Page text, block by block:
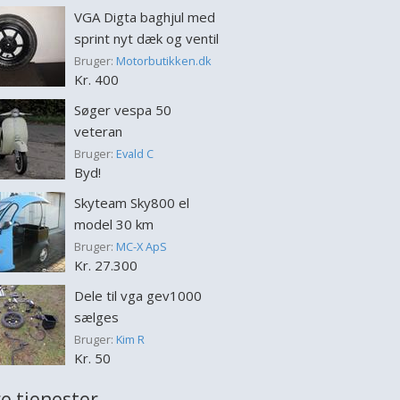
VGA Digta baghjul med
sprint nyt dæk og ventil
Bruger: Motorbutikken.dk
Kr. 400
Søger vespa 50
veteran
Bruger: Evald C
Byd!
Skyteam Sky800 el
model 30 km
Bruger: MC-X ApS
Kr. 27.300
Dele til vga gev1000
sælges
Bruger: Kim R
Kr. 50